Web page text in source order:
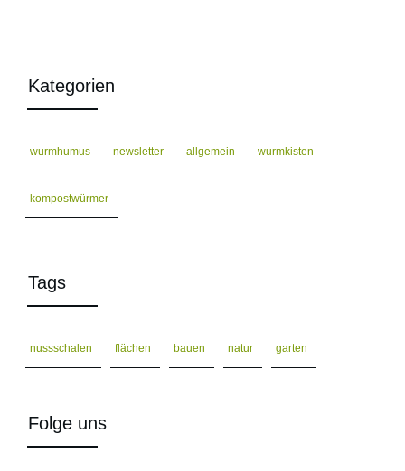
Kategorien
wurmhumus newsletter allgemein wurmkisten
kompostwürmer
Tags
nussschalen flächen bauen natur garten
Folge uns